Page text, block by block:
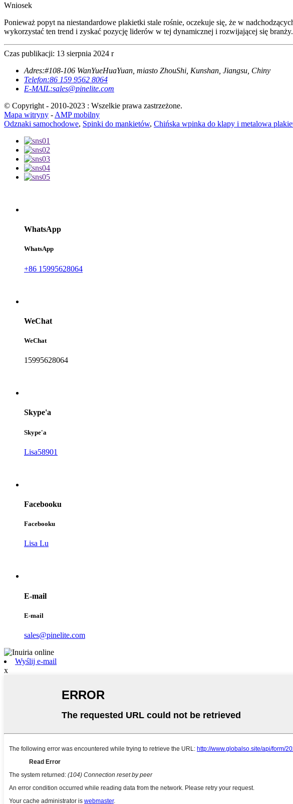
Wniosek
Ponieważ popyt na niestandardowe plakietki stale rośnie, oczekuje się, że w
wykorzystać ten trend i zyskać pozycję liderów w tej dynamicznej i rozwijającej się branży.
Czas publikacji: 13 sierpnia 2024 r
Adres:#108-106 WanYueHuaYuan, miasto ZhouShi, Kunshan, Jiangsu, Chiny
Telefon:86 159 9562 8064
E-MAIL:sales@pinelite.com
© Copyright - 2010-2023 : Wszelkie prawa zastrzeżone.
Mapa witryny - AMP mobilny
Odznaki samochodowe, Spinki do mankietów, Chińska wpinka do klapy i metalowa
WhatsApp
WhatsApp
+86 15995628064
WeChat
WeChat
15995628064
Skype'a
Skype'a
Lisa58901
Facebooku
Facebooku
Lisa Lu
E-mail
E-mail
sales@pinelite.com
Wyślij e-mail
x